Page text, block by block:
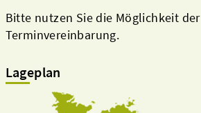
Bitte nutzen Sie die Möglichkeit der
Terminvereinbarung.
Lageplan